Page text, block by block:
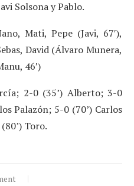
Solsona y Pablo.
Mati, Pepe (Javi, 67′),
David (Álvaro Munera,
46′)
2-0 (35’) Alberto; 3-0
Palazón; 5-0 (70’) Carlos
Toro.